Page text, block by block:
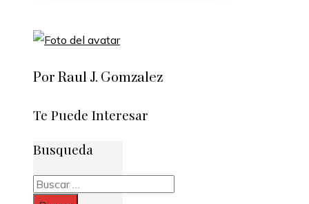
Por Raul J. Gomzalez
Te Puede Interesar
Busqueda
Buscar: